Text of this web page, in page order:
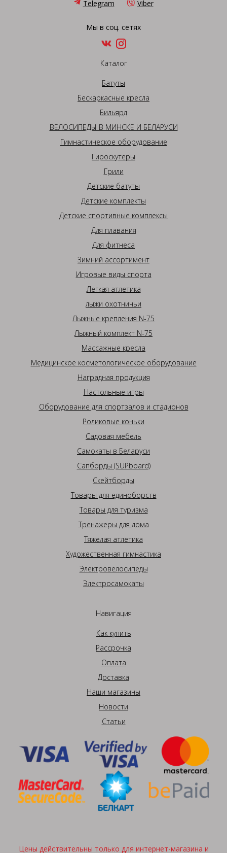
Telegram Viber
Мы в соц. сетях
Каталог
Батуты
Бескаркасные кресла
Бильярд
ВЕЛОСИПЕДЫ В МИНСКЕ И БЕЛАРУСИ
Гимнастическое оборудование
Гироскутеры
Грили
Детские батуты
Детские комплекты
Детские спортивные комплексы
Для плавания
Для фитнеса
Зимний ассортимент
Игровые виды спорта
Легкая атлетика
лыжи охотничьи
Лыжные крепления N-75
Лыжный комплект N-75
Массажные кресла
Медицинское косметологическое оборудование
Наградная продукция
Настольные игры
Оборудование для спортзалов и стадионов
Роликовые коньки
Садовая мебель
Самокаты в Беларуси
Сапборды (SUPboard)
Скейтборды
Товары для единоборств
Товары для туризма
Тренажеры для дома
Тяжелая атлетика
Художественная гимнастика
Электровелосипеды
Электросамокаты
Навигация
Как купить
Рассрочка
Оплата
Доставка
Наши магазины
Новости
Статьи
Цены действительны только для интернет-магазина и